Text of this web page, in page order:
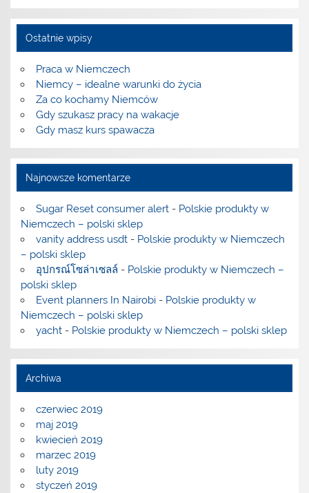
Ostatnie wpisy
Praca w Niemczech
Niemcy – idealne warunki do życia
Za co kochamy Niemców
Gdy szukasz pracy na wakacje
Gdy masz kurs spawacza
Najnowsze komentarze
Sugar Reset consumer alert- Polskie produkty w
Niemczech – polski sklep
vanity address usdt- Polskie produkty w Niemczech
– polski sklep
อุปกรณ์โซล่าเซลล์ - Polskie produkty w Niemczech –
polski sklep
Event planners In Nairobi- Polskie produkty w
Niemczech – polski sklep
yacht- Polskie produkty w Niemczech – polski sklep
Archiwa
czerwiec 2019
maj 2019
kwiecień 2019
marzec 2019
luty 2019
styczeń 2019